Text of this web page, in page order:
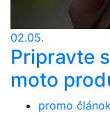
02.05.
Pripravte
moto
promo